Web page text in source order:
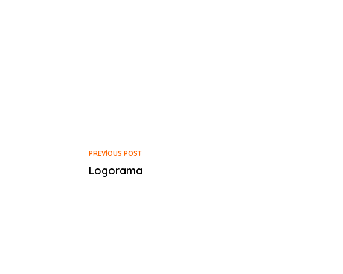
PREVIOUS POST
Logorama